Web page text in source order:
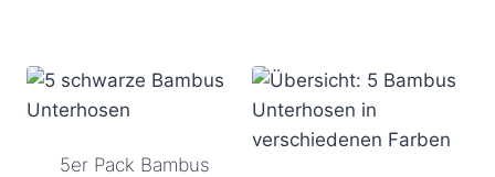
5er Pack Bambus